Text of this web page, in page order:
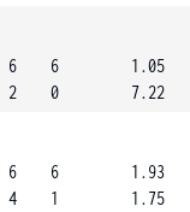
6
2
6
0
1.05
7.22
6
4
6
1
1.93
1.75